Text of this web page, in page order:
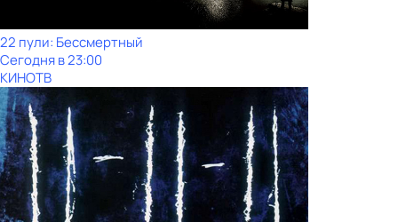
22 пули: Бессмертный
Сегодня в 23:00
КИНОТВ